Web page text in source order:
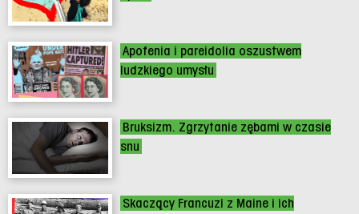
Apofenia i pareidolia oszustwem
ludzkiego umysłu
Bruksizm. Zgrzytanie zębami w czasie
snu
Skaczący Francuzi z Maine i ich